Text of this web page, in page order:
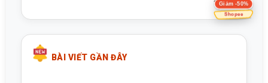
BÀI VIẾT GẦN ĐÂY
Giảm -50%
Shopee